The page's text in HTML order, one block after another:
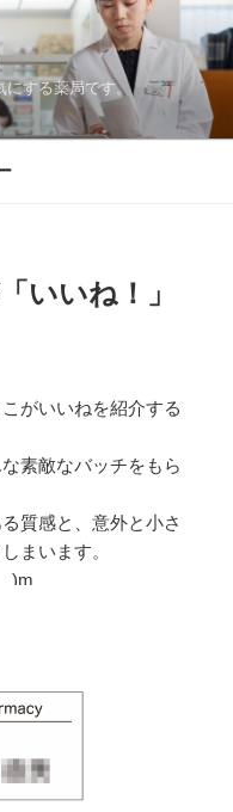
にする薬局です。
いいね！」
がいいねを紹介する
素敵なバッチをもら
質感と、意外と小さ
まいます。